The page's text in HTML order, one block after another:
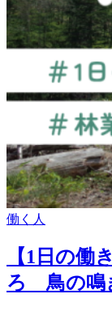
働く人
【1日の働
ろ 鳥の鳴